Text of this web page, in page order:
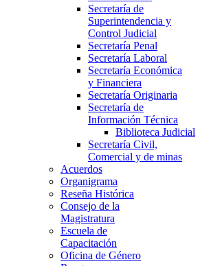
Secretaría de
Superintendencia y
Control Judicial
Secretaría Penal
Secretaría Laboral
Secretaría Económica
y Financiera
Secretaría Originaria
Secretaría de
Información Técnica
Biblioteca Judicial
Secretaría Civil,
Comercial y de minas
Acuerdos
Organigrama
Reseña Histórica
Consejo de la
Magistratura
Escuela de
Capacitación
Oficina de Género